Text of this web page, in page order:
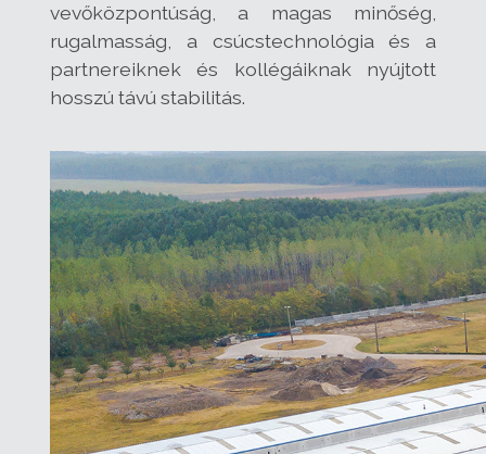
vevőközpontúság, a magas minőség,
rugalmasság, a csúcstechnológia és a
partnereiknek és kollégáiknak nyújtott
hosszú távú stabilitás.